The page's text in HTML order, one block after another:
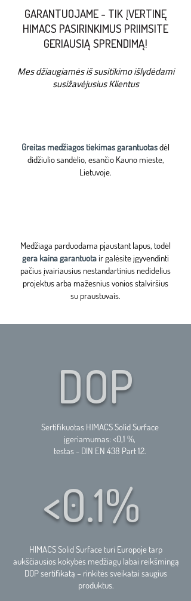
GARANTUOJAME - TIK ĮVERTINĘ
HIMACS PASIRINKIMUS PRIIMSITE
GERIAUSIĄ SPRENDIMĄ!
Mes džiaugiamės iš susitikimo išlydėdami
susižavėjusius Klientus
Greitas medžiagos tiekimas garantuotasdėl
didžiulio sandėlio, esančio Kauno mieste,
Lietuvoje.
Medžiaga parduodama pjaustant lapus, todėl
gera kaina garantuotair galėsite įgyvendinti
pačius įvairiausius nestandartinius nedidelius
projektus arba mažesnius vonios stalviršius
su praustuvais.
DOP
Sertifikuotas HIMACS Solid Surface
įgeriamumas: <0,1 %,
testas - DIN EN 438 Part 12.
<0.1%
HIMACS Solid Surface turi Europoje tarp
aukščiausios kokybės medžiagų labai reikšmingą
DOP sertifikatą – rinkitės sveikatai saugius
produktus.